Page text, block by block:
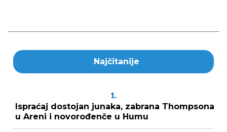
Najčitanije
1.
Ispraćaj dostojan junaka, zabrana Thompsona
u Areni i novorođenče u Humu